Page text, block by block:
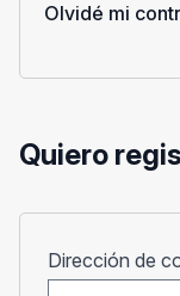
Olvidé mi
Quiero
Dirección de